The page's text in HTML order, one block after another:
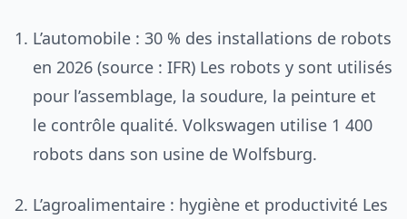
L’automobile : 30 % des installations de robots
en 2026 (source : IFR) Les robots y sont utilisés
pour l’assemblage, la soudure, la peinture et
le contrôle qualité. Volkswagen utilise 1 400
robots dans son usine de Wolfsburg.
L’agroalimentaire : hygiène et productivité Les